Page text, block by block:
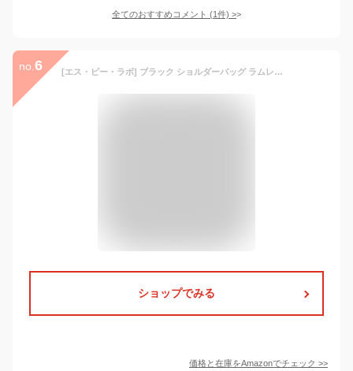
全てのおすすめコメント (1件) >
no. 6 [エス・ピー・ラボ] ブラック ショルダーバッグ ラムレザー レディース 斜めがけバッグ 斜め掛けバッグ 羊皮 羊革 ななめがけバッグ 軽量 ミニショルダー ミニ バッグ ショルダー ショルダーバック チェーンバッグ キルティング ポーチ 小さめ かわいい ブランド シープスキン シープレザー 1141046-F-768
ショップでみる
価格と在庫をAmazonでチェック >>